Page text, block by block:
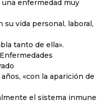
enfermedad muy
su vida personal, laboral,
tanto de ella».
«con la aparición de
el sistema inmune